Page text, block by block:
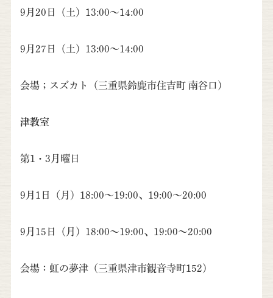
9月20日（土）13:00～14:00
9月27日（土）13:00～14:00
会場；スズカト（三重県鈴鹿市住吉町 南谷口）
津教室
第1・3月曜日
9月1日（月）18:00～19:00、19:00～20:00
9月15日（月）18:00～19:00、19:00～20:00
会場：虹の夢津（三重県津市観音寺町152）